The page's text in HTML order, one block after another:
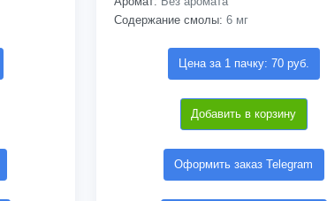
Содержание смолы: 6 мг
Цена за 1 пачку: 70 руб.
Добавить в корзину
Оформить заказ Telegram